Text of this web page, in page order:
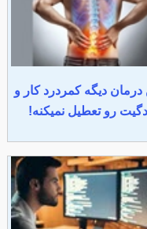
درمان دیگه کمردرد کار و
رو تعطیل نمیکنه!